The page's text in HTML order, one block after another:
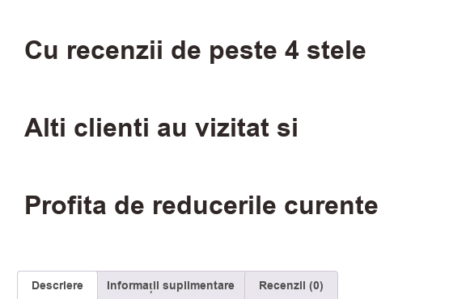
Cu recenzii de peste 4 stele
Alti clienti au vizitat si
Profita de reducerile curente
Descriere Informații suplimentare Recenzii (0)